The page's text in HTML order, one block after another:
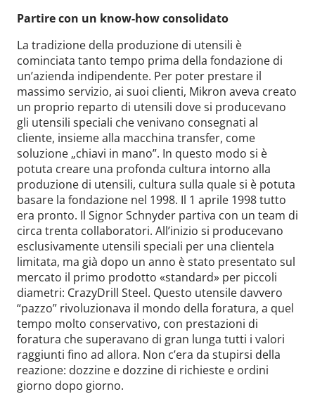
Partire con un know-how consolidato
La tradizione della produzione di utensili è
cominciata tanto tempo prima della fondazione di
un’azienda indipendente. Per poter prestare il
massimo servizio, ai suoi clienti, Mikron aveva creato
un proprio reparto di utensili dove si producevano
gli utensili speciali che venivano consegnati al
cliente, insieme alla macchina transfer, come
soluzione „chiavi in mano”. In questo modo si è
potuta creare una profonda cultura intorno alla
produzione di utensili, cultura sulla quale si è potuta
basare la fondazione nel 1998. Il 1 aprile 1998 tutto
era pronto. Il Signor Schnyder partiva con un team di
circa trenta collaboratori. All’inizio si producevano
esclusivamente utensili speciali per una clientela
limitata, ma già dopo un anno è stato presentato sul
mercato il primo prodotto «standard» per piccoli
diametri: CrazyDrill Steel. Questo utensile davvero
“pazzo” rivoluzionava il mondo della foratura, a quel
tempo molto conservativo, con prestazioni di
foratura che superavano di gran lunga tutti i valori
raggiunti fino ad allora. Non c’era da stupirsi della
reazione: dozzine e dozzine di richieste e ordini
giorno dopo giorno.